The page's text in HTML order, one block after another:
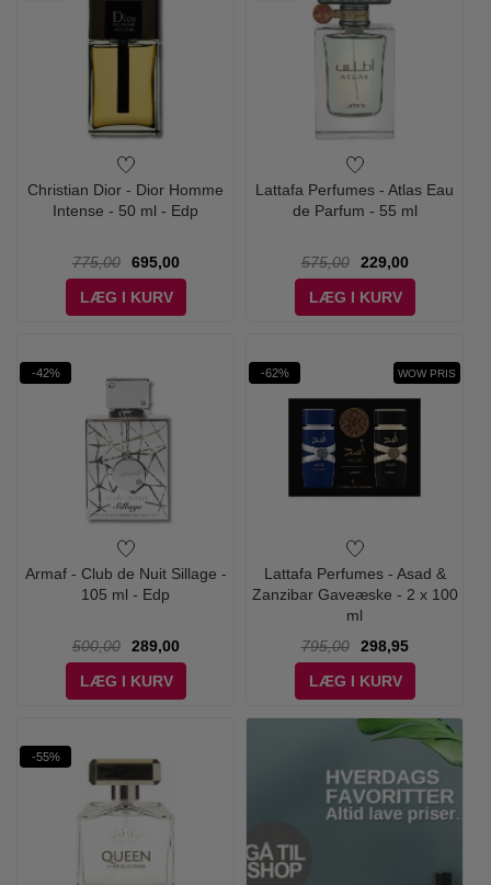
Christian Dior - Dior Homme
Intense - 50 ml - Edp
775,00
695,00
LÆG I KURV
Lattafa Perfumes - Atlas Eau
de Parfum - 55 ml
575,00
229,00
LÆG I KURV
-42%
Armaf - Club de Nuit Sillage -
105 ml - Edp
500,00
289,00
LÆG I KURV
-62% WOW PRIS
Lattafa Perfumes - Asad &
Zanzibar Gaveæske - 2 x 100
ml
795,00
298,95
LÆG I KURV
-55%